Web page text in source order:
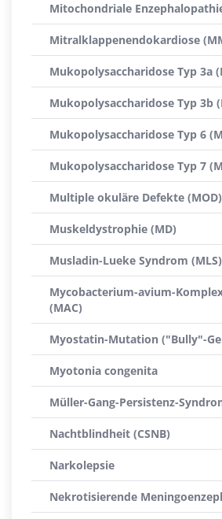
Mitochondriale
Mitralklappenendokardiose
Mukopolysaccharidose Typ 3a
Mukopolysaccharidose Typ 3b
Mukopolysaccharidose Typ 6
Mukopolysaccharidose Typ 7
Multiple okuläre Defekte (MOD)
Muskeldystrophie (MD)
Musladin-Lueke Syndrom (MLS)
Mycobacterium-avium-
(MAC)
Myostatin-Mutation ("Bully"-
Myotonia congenita
Müller-Gang-Persistenz-
Nachtblindheit (CSNB)
Narkolepsie
Nekrotisierende